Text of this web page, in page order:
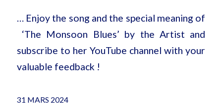
… Enjoy the song and the special meaning of
‘The Monsoon Blues’ by the Artist and
subscribe to her YouTube channel with your
valuable feedback !
31 MARS 2024